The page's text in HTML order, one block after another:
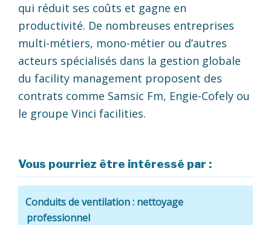
qui réduit ses coûts et gagne en
productivité. De nombreuses entreprises
multi-métiers, mono-métier ou d’autres
acteurs spécialisés dans la gestion globale
du facility management proposent des
contrats comme Samsic Fm, Engie-Cofely ou
le groupe Vinci facilities.
Vous pourriez être intéressé par :
Conduits de ventilation : nettoyage
professionnel